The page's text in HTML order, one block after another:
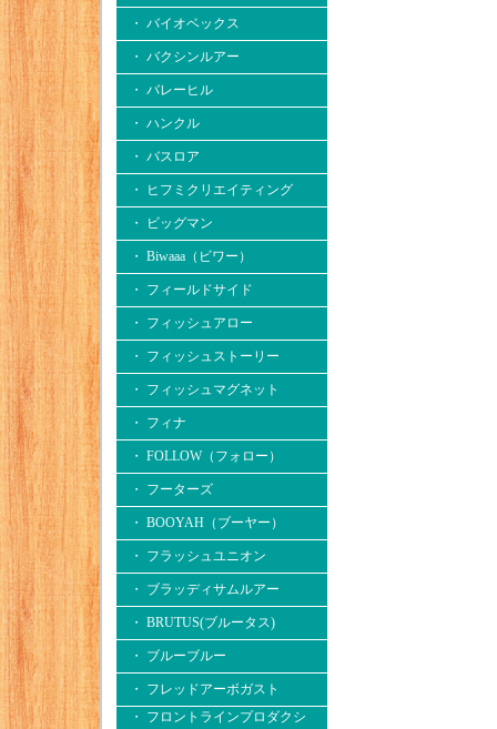
・ バイオベックス
・ バクシンルアー
・ バレーヒル
・ ハンクル
・ バスロア
・ ヒフミクリエイティング
・ ビッグマン
・ Biwaaa（ビワー）
・ フィールドサイド
・ フィッシュアロー
・ フィッシュストーリー
・ フィッシュマグネット
・ フィナ
・ FOLLOW（フォロー）
・ フーターズ
・ BOOYAH（ブーヤー）
・ フラッシュユニオン
・ ブラッディサムルアー
・ BRUTUS(ブルータス)
・ ブルーブルー
・ フレッドアーボガスト
・ フロントラインプロダクシ